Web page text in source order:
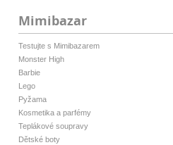
Mimibazar
Testujte s Mimibazarem
Monster High
Barbie
Lego
Pyžama
Kosmetika a parfémy
Teplákové soupravy
Dětské boty